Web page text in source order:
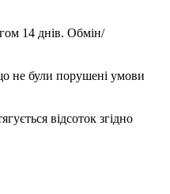
14 днів. Обмін/
не були порушені умови
відсоток згідно